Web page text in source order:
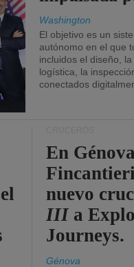
Washington
El objetivo es un
autónomo en el que
incluidos el diseño,
logística, la
conectados
En
nuevo
III a
Journeys.
Génova